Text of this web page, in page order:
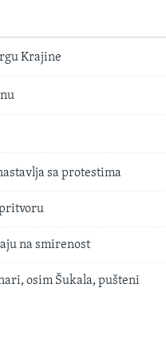
Krajine
sa protestima
pritvoru
na smirenost
osim Šukala, pušteni